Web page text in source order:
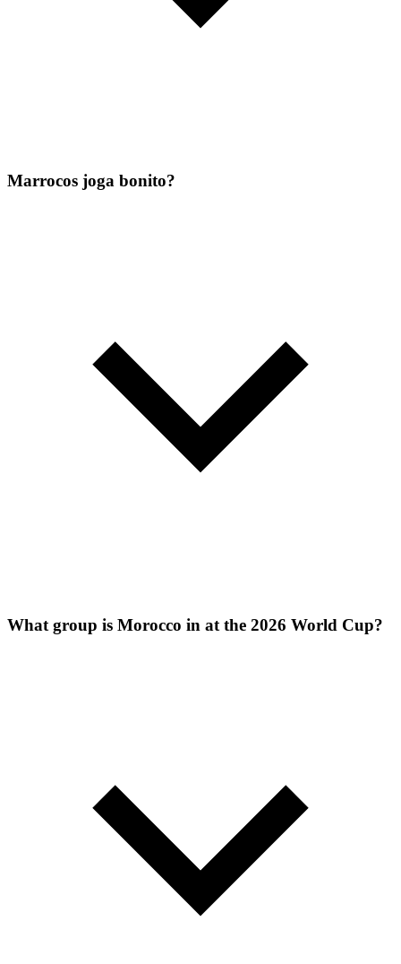
Marrocos joga bonito?
What group is Morocco in at the 2026 World Cup?